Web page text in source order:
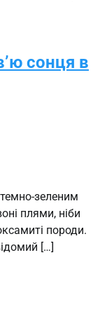
сонця в
зеленим
плями, ніби
породи.
[…]